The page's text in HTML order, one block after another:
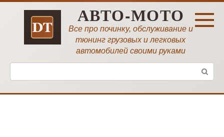
Перейти
АВТО-МОТО
Все про починку, обслуживание и
тюнинг грузовых и легковых
автомобилей своими руками
Поиск: